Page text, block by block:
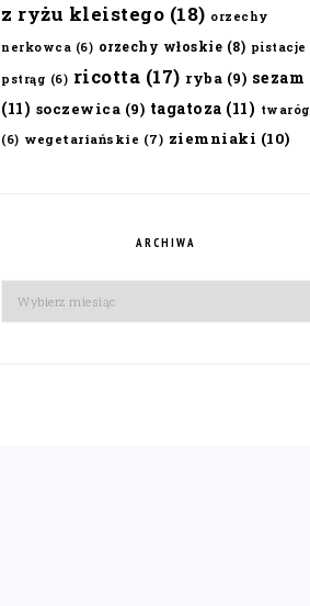
z ryżu kleistego (18) orzechy
nerkowca (6) orzechy włoskie (8) pistacje
pstrąg (6) ricotta (17) ryba (9) sezam
(11) soczewica (9) tagatoza (11) twaróg
(6) wegetariańskie (7) ziemniaki (10)
ARCHIWA
Archiwa